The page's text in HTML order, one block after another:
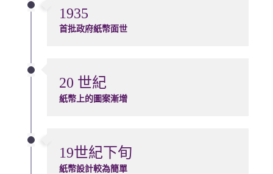
1935
首批政府紙幣面世
20 世紀
紙幣上的圖案漸增
19世紀下旬
紙幣設計較為簡單